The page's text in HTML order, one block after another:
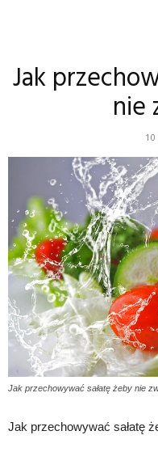
Jak
nie
Jak przechowywać sałatę żeby nie
Jak przechowywać sałatę